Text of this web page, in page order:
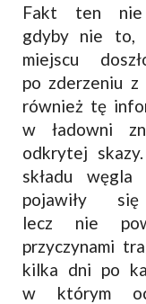
Fakt ten
gdyby nie to,
miejscu
po zderzeniu z
również tę
w ładowni
odkrytej
składu węgla
pojawiły
lecz nie
przyczynami
kilka dni po
w którym